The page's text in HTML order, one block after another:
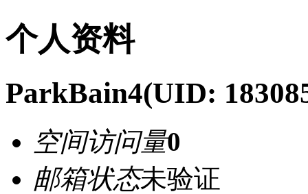
个人资料
ParkBain4(UID:
空间访问量0
邮箱状态未验证